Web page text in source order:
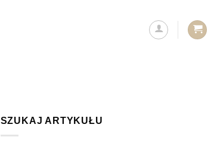
SZUKAJ ARTYKUŁU